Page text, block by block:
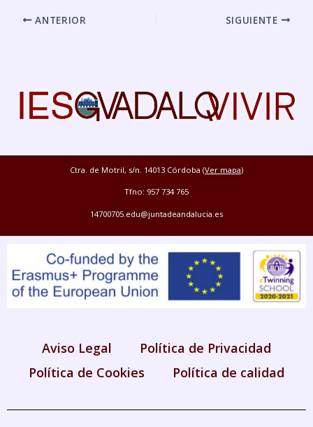
ANTERIOR SIGUIENTE
Ctra. de Motril, s/n. 14013 Córdoba (Ver mapa)
Tfno: 957 734 765
14700705.edu@juntadeandalucia.es
Aviso Legal
Política de Privacidad
Política de Cookies
Política de calidad